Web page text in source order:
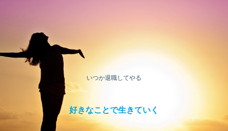
いつか退職してやる
好きなことで生きていく